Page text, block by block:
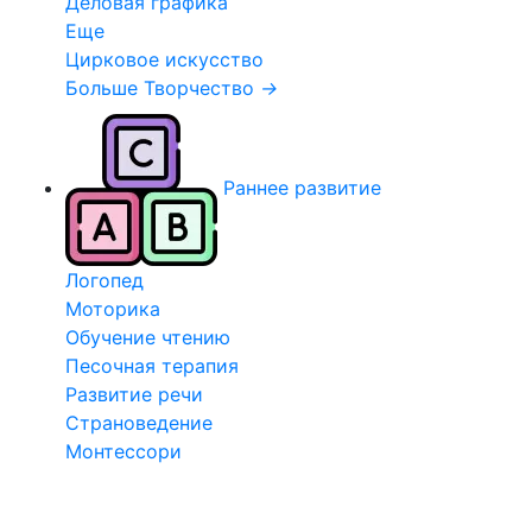
Еще
Цирковое искусство
Больше Творчество →
Раннее развитие
Логопед
Моторика
Обучение чтению
Песочная терапия
Развитие речи
Страноведение
Монтессори